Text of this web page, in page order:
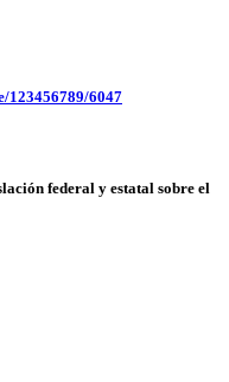
123456789/6047
federal y estatal sobre el